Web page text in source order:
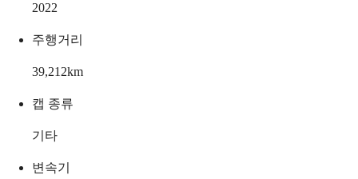
2022
주행거리
39,212km
캡 종류
기타
변속기